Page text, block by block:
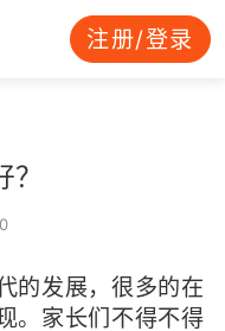
注册/登录
的发展，很多的在
。家长们不得不得